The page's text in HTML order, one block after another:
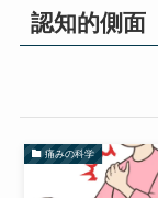
認知的側面
痛みの科学